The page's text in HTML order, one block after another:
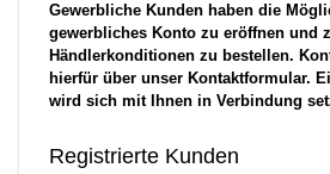
Gewerbliche Kunden haben die
gewerbliches Konto zu eröffnen und
Händlerkonditionen zu bestellen.
hierfür über unser Kontaktformular.
wird sich mit Ihnen in Verbindung
Registrierte Kunden